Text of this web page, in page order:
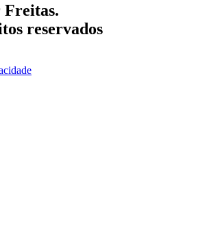
reservados